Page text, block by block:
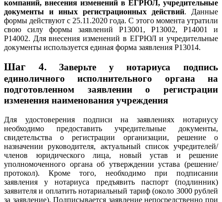
компаний, внесения изменений в ЕГРЮЛ, учредительные
документы и иных регистрационных действий. Данные
формы действуют с 25.11.2020 года. С этого момента утратили
свою силу формы заявлений Р13001, Р13002, Р14001 и
Р14002. Для внесения изменений в ЕГРЮЛ и учредительные
документы используется единая форма заявления Р13014.
Шаг 4.
Заверьте у нотариуса подпись
единоличного исполнительного органа на
подготовленном заявлении о регистрации
изменения наименования учреждения
Для удостоверения подписи на заявлениях нотариусу
необходимо предоставить учредительные документы,
свидетельства о регистрации организации, решение о
назначении руководителя, актуальный список учредителей/
членов юридического лица, новый устав и решение
уполномоченного органа об утверждении устава (решение/
протокол). Кроме того, необходимо при подписании
заявления у нотариуса предъявить паспорт (подлинник)
заявителя и оплатить нотариальный тариф (около 3000 рублей
за заявление). Подписывается заявление непосредственно при